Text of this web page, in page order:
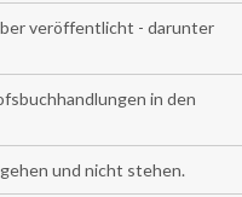
veröffentlicht - darunter
in den
und nicht stehen.